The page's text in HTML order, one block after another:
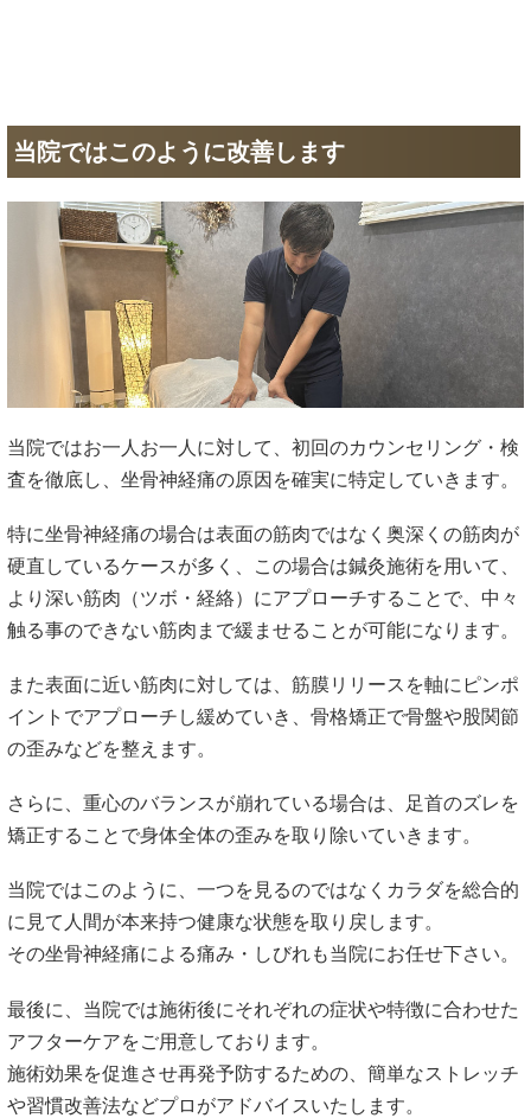
当院ではこのように改善します
当院ではお一人お一人に対して、初回のカウンセリング・検
査を徹底し、坐骨神経痛の原因を確実に特定していきます。
特に坐骨神経痛の場合は表面の筋肉ではなく奥深くの筋肉が
硬直しているケースが多く、この場合は鍼灸施術を用いて、
より深い筋肉（ツボ・経絡）にアプローチすることで、中々
触る事のできない筋肉まで緩ませることが可能になります。
また表面に近い筋肉に対しては、筋膜リリースを軸にピンポ
イントでアプローチし緩めていき、骨格矯正で骨盤や股関節
の歪みなどを整えます。
さらに、重心のバランスが崩れている場合は、足首のズレを
矯正することで身体全体の歪みを取り除いていきます。
当院ではこのように、一つを見るのではなくカラダを総合的
に見て人間が本来持つ健康な状態を取り戻します。
その坐骨神経痛による痛み・しびれも当院にお任せ下さい。
最後に、当院では施術後にそれぞれの症状や特徴に合わせた
アフターケアをご用意しております。
施術効果を促進させ再発予防するための、簡単なストレッチ
や習慣改善法などプロがアドバイスいたします。